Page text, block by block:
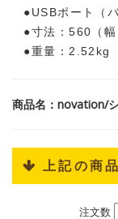
●USBポート（
●寸法：560（
●重量：2.52kg
商品名：novation/
 上記の商
注文数